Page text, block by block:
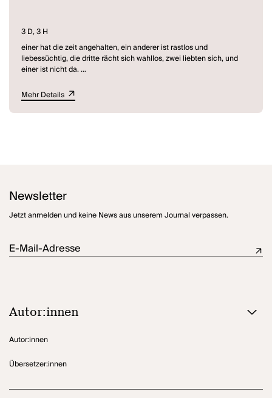
3 D, 3 H
einer hat die zeit angehalten, ein anderer ist rastlos und
liebessüchtig, die dritte rächt sich wahllos, zwei liebten sich, und
einer ist nicht da.
Sabine Harbekes
entstanden, aus Interviews, die sie in New York nach dem 11.
September 2001 geführt hat.
Mehr Details
Newsletter
Jetzt anmelden und keine News aus unserem Journal verpassen.
E-Mail-Adresse
Autor:innen
Autor:innen
Übersetzer:innen